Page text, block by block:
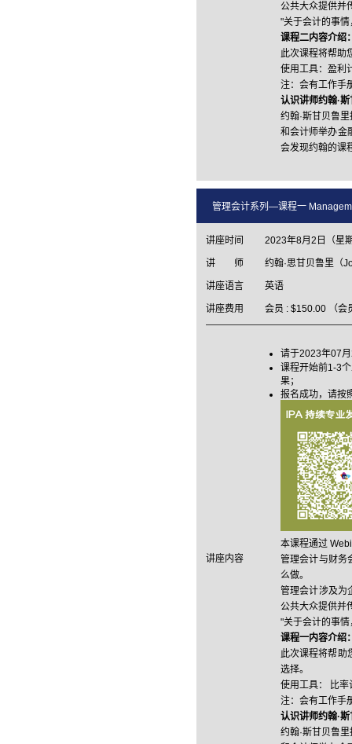
公共大众提供并
"关于会计的事
课程二内容介绍
此次课程将帮助
使用工具：盈利
注：会有工作手
认识讲师约翰·斯
约翰·斯甘贝鲁
和会计师举办金
会发现约翰的课
管理会计系列—课程一
讲座时间 2023年8月2日（星
讲 师 约翰·思甘贝鲁里（
讲座语言 英语
讲座费用 会员 : $150.00 （会
讲座内容
请于2023年07
课程开始前1-3
果；
报名成功，请按
本课程通过
管理会计与财务
么做。
管理会计涉及为
公共大众提供并
"关于会计的事
课程一内容介绍
此次课程将帮助
选择。
使用工具： 比
注：会有工作手
认识讲师约翰·斯
约翰·斯甘贝鲁